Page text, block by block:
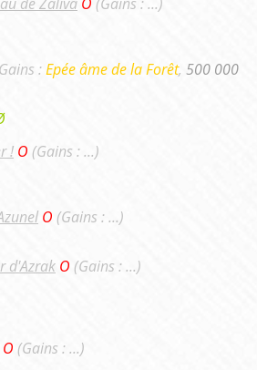
:Epée âme de la Forêt, 500 000
! O (Gains : ...)
O (Gains : ...)
d'Azrak O (Gains : ...)
O (Gains : ...)